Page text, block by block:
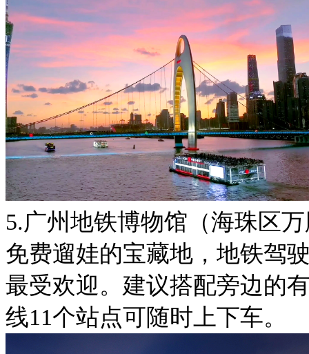
5.广州地铁博物馆（海珠区
免费遛娃的宝藏地，地铁驾
最受欢迎。建议搭配旁边的
线11个站点可随时上下车。